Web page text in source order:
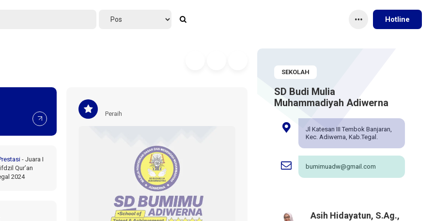
Hotline
Peraih
- Juara I
Qur’an
2024
SEKOLAH
SD Budi Mulia
Muhammadiyah Adiwerna
Jl Katesan III Tembok Banjaran,
Kec. Adiwerna, Kab.Tegal.
bumimuadw@gmail.com
Asih Hidayatun, S.Ag.,